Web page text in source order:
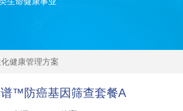
健康管理方案
™防癌基因筛查套餐A